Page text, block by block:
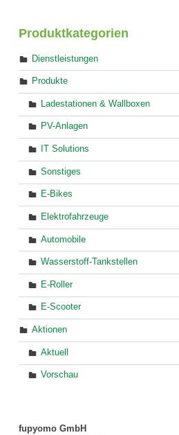
Produktkategorien
Dienstleistungen
Produkte
Ladestationen & Wallboxen
PV-Anlagen
IT Solutions
Sonstiges
E-Bikes
Elektrofahrzeuge
Automobile
Wasserstoff-Tankstellen
E-Roller
E-Scooter
Aktionen
Aktuell
Vorschau
fupyomo GmbH